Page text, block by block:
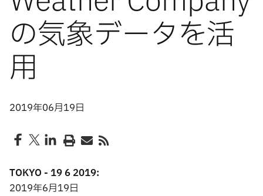
の気象データを活
用
2019年06月19日
TOKYO - 19 6 2019:
2019年6月19日